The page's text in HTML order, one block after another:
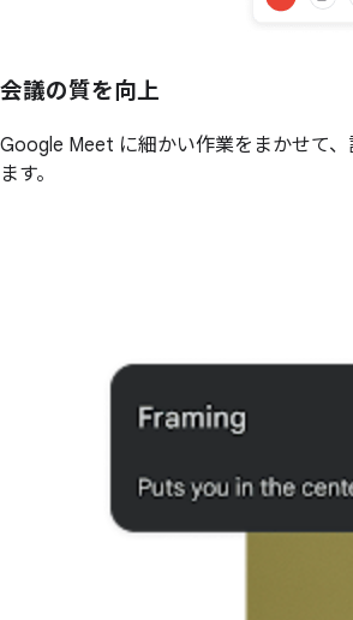
会議の質を向上
Google Meet に細かい作業をまかせて
ます。